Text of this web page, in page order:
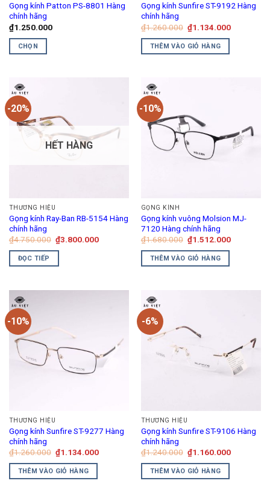
Gọng kính Patton PS-8801 Hàng
chính hãng
₫1.250.000
CHỌN
này
có
nhiều
biến
được
chọn
trên
trang
sản
Gọng kính Sunfire ST-9192 Hàng
chính hãng
₫1.260.000 Giá
gốc
là:
₫1.260.000.
₫1.134.000Giá
THÊM VÀO GIỎ HÀNG
-20%
HẾT HÀNG
THƯƠNG HIỆU
Gọng kính Ray-Ban RB-5154 Hàng
chính hãng
₫4.750.000 Giá
gốc
là:
₫3.800.000Giá
ĐỌC TIẾP
-10%
GỌNG KÍNH
Gọng kính vuông Molsion MJ-
7120 Hàng chính hãng
₫1.680.000 Giá
gốc
là:
₫1.680.000.
₫1.512.000Giá
THÊM VÀO GIỎ HÀNG
-10%
THƯƠNG HIỆU
Gọng kính Sunfire ST-9277 Hàng
chính hãng
₫1.260.000 Giá
gốc
là:
₫1.260.000.
₫1.134.000Giá
THÊM VÀO GIỎ HÀNG
-6%
THƯƠNG HIỆU
Gọng kính Sunfire ST-9106 Hàng
chính hãng
₫1.240.000 Giá
gốc
là:
₫1.240.000.
₫1.160.000Giá
THÊM VÀO GIỎ HÀNG